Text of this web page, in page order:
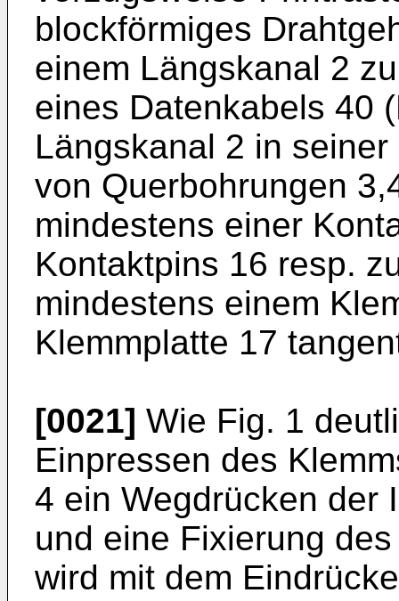
blockförmiges
einem Längskanal 2
eines Datenkabels 40
Längskanal 2 in
von Querbohrungen
mindestens einer
Kontaktpins 16 resp.
mindestens einem
Klemmplatte 17
[0021] Wie Fig. 1
Einpressen des
4 ein Wegdrücken der
und eine Fixierung
wird mit dem